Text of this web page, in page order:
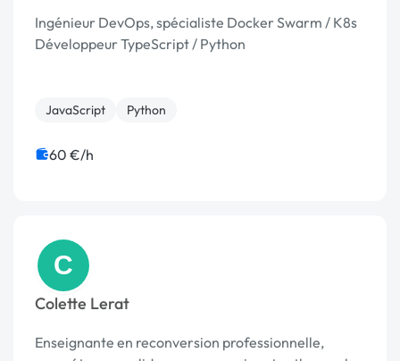
Ingénieur DevOps, spécialiste Docker Swarm / K8s
Développeur TypeScript / Python
JavaScript Python
60 €/h
C
Colette Lerat
Enseignante en reconversion professionnelle,